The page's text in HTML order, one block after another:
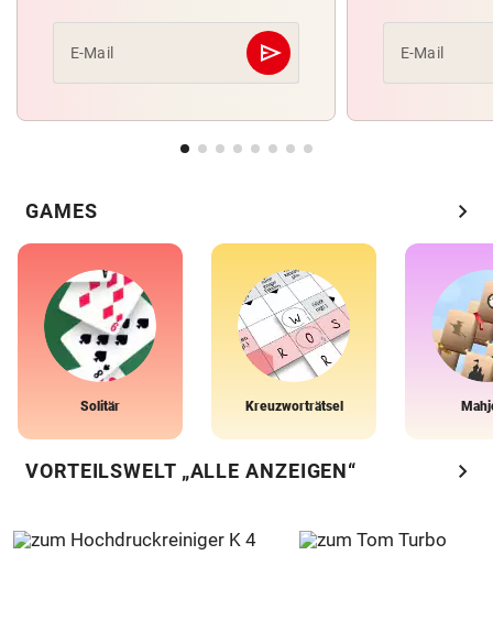
E-Mail send
Abschicken E-Mail
GAMES chevron_right
Solitär Kreuzworträtsel
VORTEILSWELT „ALLE ANZEIGEN“ chevron_right